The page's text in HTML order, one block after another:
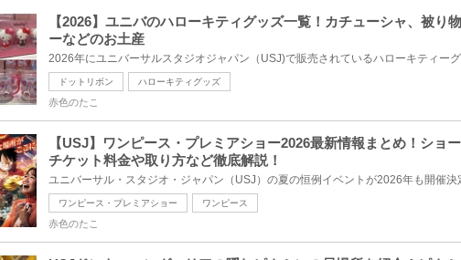
【2026】ユニバのハローキティグッズ一覧！カチューシャ、被り
ーなどのお土産
ドットリボン ハローキティグッズ
赤色のたこ
【USJ】ワンピース・プレミアショー2026最新情報まとめ！ショー
チケット料金や取り方など徹底解説！
ワンピース・プレミアショー ワンピース
赤色のたこ